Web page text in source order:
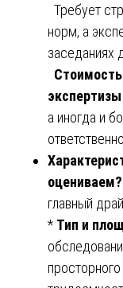
Требует
норм, а
заседаниях
экспертизы
а иногда и
оцениваем?
главный
* Тип и